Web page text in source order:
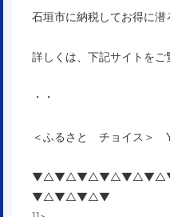
石垣市に納税してお得に潜
詳しくは、下記サイトをご
・・
＜ふるさと チョイス＞
▼△▼△▼△▼